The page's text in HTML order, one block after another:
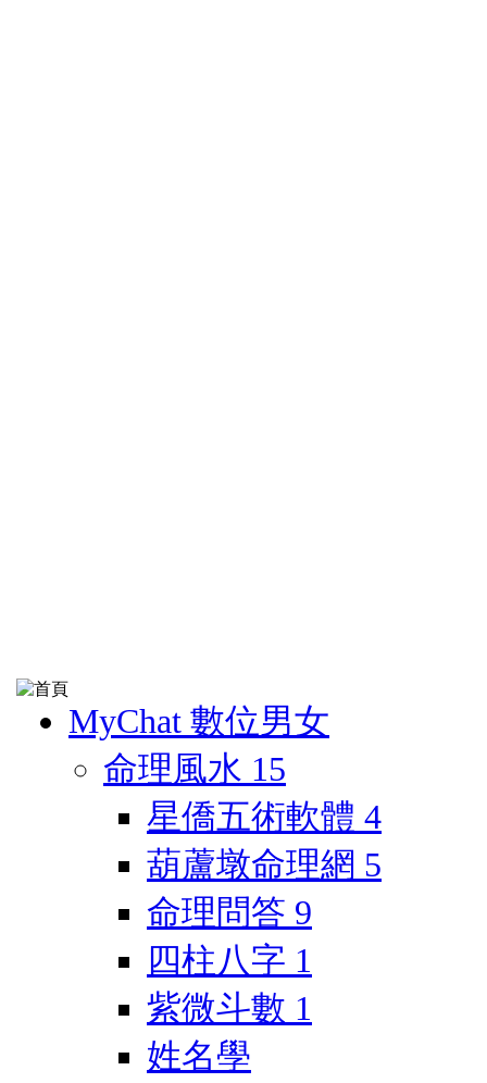
MyChat 數位男女
命理風水 15
星僑五術軟體 4
葫蘆墩命理網 5
命理問答 9
四柱八字 1
紫微斗數 1
姓名學